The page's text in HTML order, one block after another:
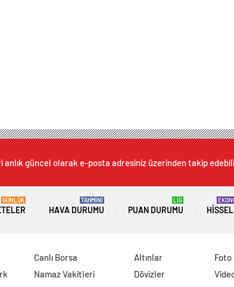
anlık güncel olarak e-posta adresiniz üzerinden takip
GÜNLÜK
HAVA DURUMU
TAHMİNİ
PUAN DURUMU
LİG
Canlı Borsa
Namaz Vakitleri
Altınlar
Dövizler
Foto